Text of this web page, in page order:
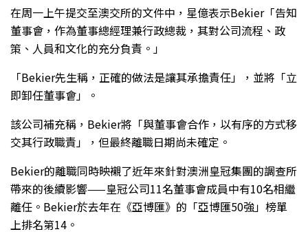
在周一上午提交至澳交所的文件中，星億表示Bekier「告知
董事會，作為董事總經理兼行政總裁，其對公司流程、政
策、人員和文化的充分負責。」
「Bekier先生稱，正確的做法是讓其承擔責任」，並將「立
即卸任董事會」。
該公司補充稱，Bekier將「與董事會合作，以有序的方式移
交其行政職責」，但最終離職日期尚未確定。
Bekier的離職同時映襯了近年來針對澳洲皇冠集團的調查所
帶來的後續影響——皇冠公司11名董事會成員中有10名相繼
離任。Bekier於去年在《亞博匯》的「亞博匯50強」榜單
上排名第14。